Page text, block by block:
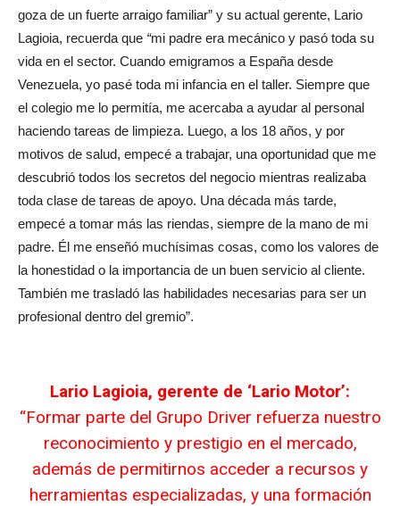
goza de un fuerte arraigo familiar” y su actual gerente, Lario
Lagioia, recuerda que “mi padre era mecánico y pasó toda su
vida en el sector. Cuando emigramos a España desde
Venezuela, yo pasé toda mi infancia en el taller. Siempre que
el colegio me lo permitía, me acercaba a ayudar al personal
haciendo tareas de limpieza. Luego, a los 18 años, y por
motivos de salud, empecé a trabajar, una oportunidad que me
descubrió todos los secretos del negocio mientras realizaba
toda clase de tareas de apoyo. Una década más tarde,
empecé a tomar más las riendas, siempre de la mano de mi
padre. Él me enseñó muchísimas cosas, como los valores de
la honestidad o la importancia de un buen servicio al cliente.
También me trasladó las habilidades necesarias para ser un
profesional dentro del gremio”.
Lario Lagioia, gerente de ‘Lario Motor’:
“Formar parte del Grupo Driver refuerza nuestro
reconocimiento y prestigio en el mercado,
además de permitirnos acceder a recursos y
herramientas especializadas, y una formación